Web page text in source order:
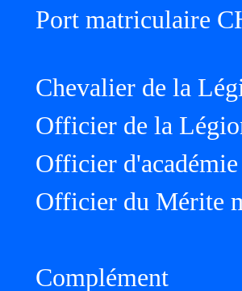
Port matriculaire
Chevalier de la
Officier de la
Officier d'académie
Officier du Mérite
Complément